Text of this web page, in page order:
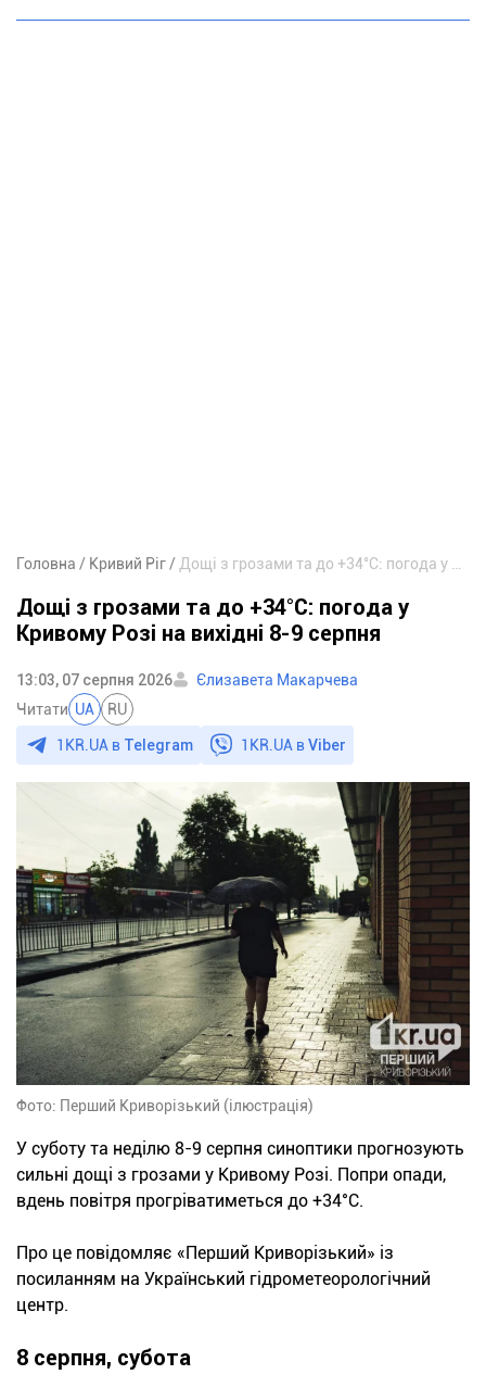
Головна Кривий Ріг
Дощі з грозами та до +34°С: погода у
Кривому Розі на вихідні 8-9 серпня
13:03, 07 серпня 2026
Єлизавета Макарчева
Читати UA RU
1KR.UA в Telegram 1KR.UA вViber
Фото: Перший Криворізький (ілюстрація)
У суботу та неділю 8-9 серпня синоптики прогнозують
сильні дощі з грозами у Кривому Розі. Попри опади,
вдень повітря прогріватиметься до +34°С.
Про це повідомляє «Перший Криворізький» із
посиланням на Український гідрометеорологічний
центр.
8 серпня, субота